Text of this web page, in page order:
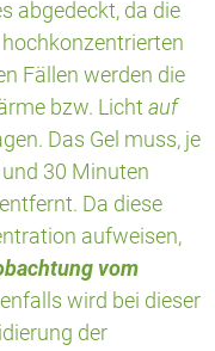
abgedeckt, da die
Fällen werden die
bzw. Licht auf
Das Gel muss, je
30 Minuten
Da diese
aufweisen,
vom
wird bei dieser
der